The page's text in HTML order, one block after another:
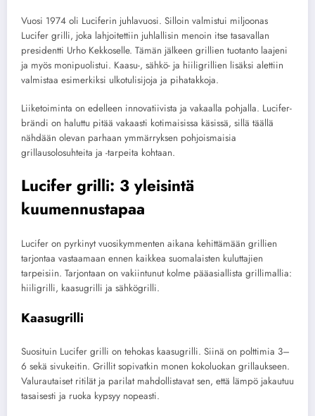
Vuosi 1974 oli Luciferin juhlavuosi. Silloin valmistui miljoonas
Lucifer grilli, joka lahjoitettiin juhlallisin menoin itse tasavallan
presidentti Urho Kekkoselle. Tämän jälkeen grillien tuotanto laajeni
ja myös monipuolistui. Kaasu-, sähkö- ja hiiligrillien lisäksi alettiin
valmistaa esimerkiksi ulkotulisijoja ja pihatakkoja.
Liiketoiminta on edelleen innovatiivista ja vakaalla pohjalla. Lucifer-
brändi on haluttu pitää vakaasti kotimaisissa käsissä, sillä täällä
nähdään olevan parhaan ymmärryksen pohjoismaisia
grillausolosuhteita ja -tarpeita kohtaan.
Lucifer grilli: 3 yleisintä
kuumennustapaa
Lucifer on pyrkinyt vuosikymmenten aikana kehittämään grillien
tarjontaa vastaamaan ennen kaikkea suomalaisten kuluttajien
tarpeisiin. Tarjontaan on vakiintunut kolme pääasiallista grillimallia:
hiiligrilli, kaasugrilli ja sähkögrilli.
Kaasugrilli
Suosituin Lucifer grilli on tehokas kaasugrilli. Siinä on polttimia 3–
6 sekä sivukeitin. Grillit sopivatkin monen kokoluokan grillaukseen.
Valurautaiset ritilät ja parilat mahdollistavat sen, että lämpö jakautuu
tasaisesti ja ruoka kypsyy nopeasti.